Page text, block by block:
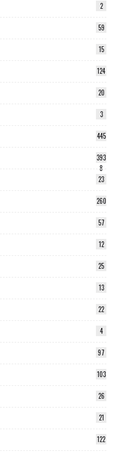
2
59
15
124
20
3
445
393
8
23
260
57
12
25
13
22
4
97
103
26
21
122